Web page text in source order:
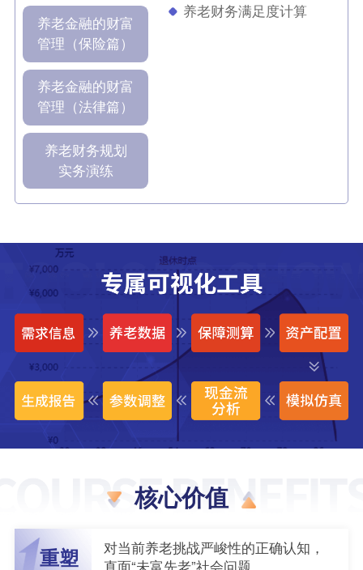
养老金融的财富
管理（保险篇）
养老金融的财富
管理（法律篇）
养老财务规划
实务演练
养老财务满足度计算
核心价值
重塑
对当前养老挑战严峻性的正确认知，
直面“未富先老”社会问题